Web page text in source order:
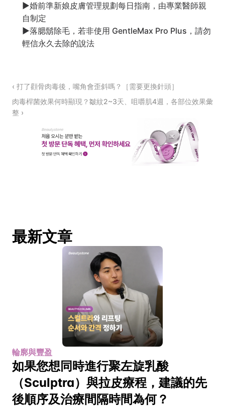
▶婚前準新娘皮膚管理規劃每日指南，由專業醫師親
自制定
▶落腮鬍除毛，若非使用 GentleMax Pro Plus，請勿
輕信永久去除的說法
‹ 打了顴骨肉毒後，嘴角會歪斜嗎？［需要更換針頭］
肉毒桿菌效果何時顯現？皺紋2~3天、咀嚼肌4週，各部位效果彙
整 ›
最新文章
輪廓與豐盈
如果您想同時進行聚左旋乳酸
（Sculptra）與拉皮療程，建議的先
後順序及治療間隔時間為何？